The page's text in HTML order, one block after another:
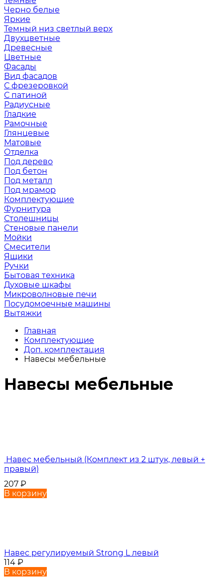
Черно белые
Яркие
Темный низ светлый верх
Двухцветные
Древесные
Цветные
Фасады
Вид фасадов
С фрезеровкой
С патиной
Радиусные
Гладкие
Рамочные
Глянцевые
Матовые
Отделка
Под дерево
Под бетон
Под металл
Под мрамор
Комплектующие
Фурнитура
Столешницы
Стеновые панели
Мойки
Смесители
Ящики
Ручки
Бытовая техника
Духовые шкафы
Микроволновые печи
Посудомоечные машины
Вытяжки
Главная
Комплектующие
Доп. комплектация
Навесы мебельные
Навесы мебельные
Навес мебельный (Комплект из 2 штук, левый +
правый)
207 ₽
В корзину
Навес регулируемый Strong L левый
114 ₽
В корзину